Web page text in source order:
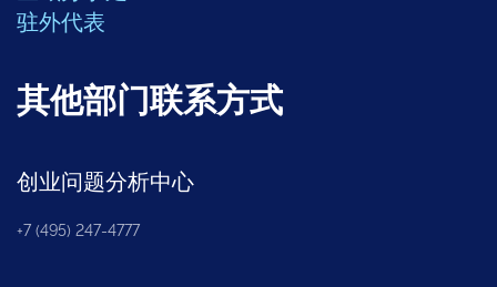
驻外代表
其他部门联系方式
创业问题分析中心
+7 (495) 247-4777